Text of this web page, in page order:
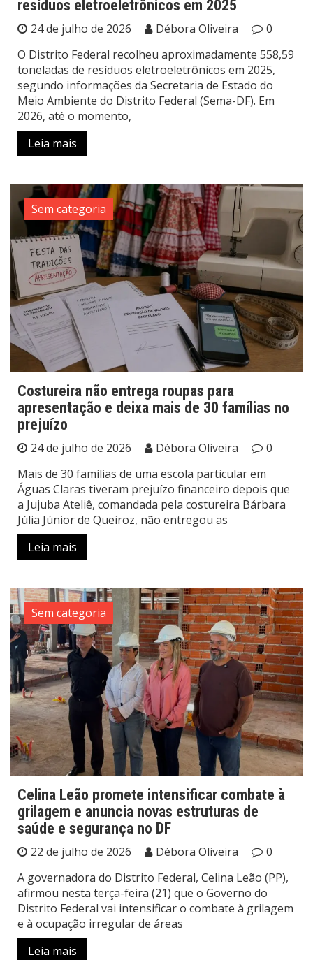
resíduos eletroeletrônicos em 2025
24 de julho de 2026 Débora Oliveira
0
O Distrito Federal recolheu aproximadamente 558,59
toneladas de resíduos eletroeletrônicos em 2025,
segundo informações da Secretaria de Estado do
Meio Ambiente do Distrito Federal (Sema-DF). Em
2026, até o momento,
Leia mais
Sem categoria
Costureira não entrega roupas para
apresentação e deixa mais de 30 famílias no
prejuízo
24 de julho de 2026 Débora Oliveira
0
Mais de 30 famílias de uma escola particular em
Águas Claras tiveram prejuízo financeiro depois que
a Jujuba Ateliê, comandada pela costureira Bárbara
Júlia Júnior de Queiroz, não entregou as
Leia mais
Sem categoria
Celina Leão promete intensificar combate à
grilagem e anuncia novas estruturas de
saúde e segurança no DF
22 de julho de 2026 Débora Oliveira
0
A governadora do Distrito Federal, Celina Leão (PP),
afirmou nesta terça-feira (21) que o Governo do
Distrito Federal vai intensificar o combate à grilagem
e à ocupação irregular de áreas
Leia mais